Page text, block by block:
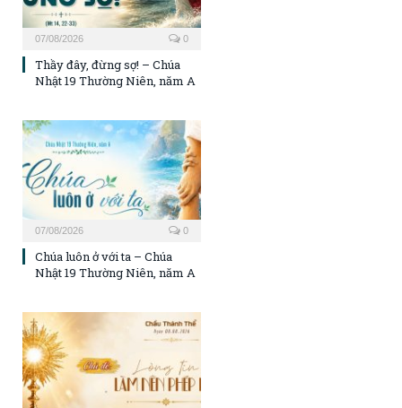
07/08/2026 0
Thầy đây, đừng sợ! – Chúa
Nhật 19 Thường Niên, năm A
07/08/2026 0
Chúa luôn ở với ta – Chúa
Nhật 19 Thường Niên, năm A